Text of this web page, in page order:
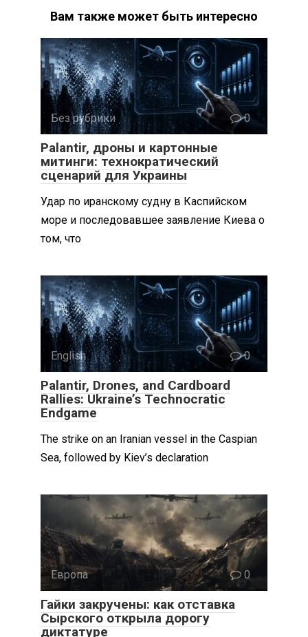
Вам также может быть интересно
Без рубрики 0
Palantir, дроны и картонные
митинги: технократический
сценарий для Украины
Удар по иранскому судну в Каспийском
море и последовавшее заявление Киева о
том, что
English 0
Palantir, Drones, and Cardboard
Rallies: Ukraine’s Technocratic
Endgame
The strike on an Iranian vessel in the Caspian
Sea, followed by Kiev’s declaration
Европа 0
Гайки закручены: как отставка
Сырского открыла дорогу
диктатуре